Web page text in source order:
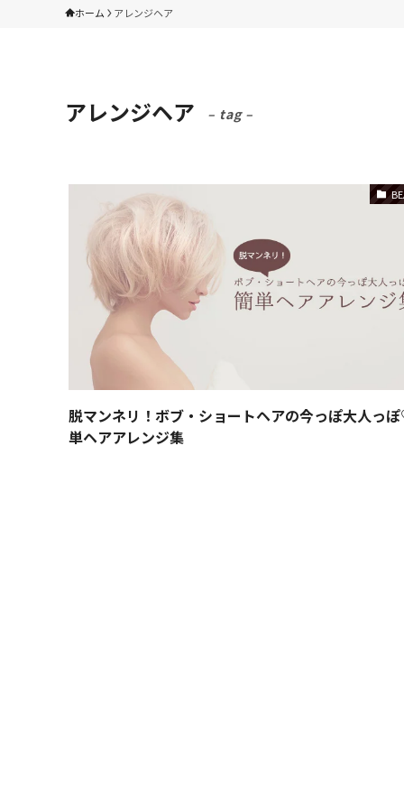
ホーム アレンジヘア
アレンジヘア – tag –
脱マンネリ！ボブ・ショートヘアの今っぽ大人っ
単ヘアアレンジ集